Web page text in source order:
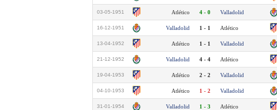
03-05-1951 Atlético 4 - 0 Valladolid
16-12-1951 Valladolid 1 - 1 Atlético
13-04-1952 Atlético 1 - 1 Valladolid
21-12-1952 Valladolid 4 - 4 Atlético
19-04-1953 Atlético 2 - 2 Valladolid
04-10-1953 Atlético 1 - 2 Valladolid
31-01-1954 Valladolid 1 - 3 Atlético